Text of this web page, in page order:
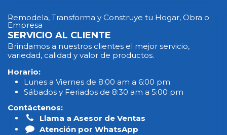
Remodela, Transforma y Construye tu Hogar, Obra o
Empresa
SERVICIO AL CLIENTE
Brindamos a nuestros clientes el mejor servicio,
variedad, calidad y valor de productos.
Horario:
Lunes a Viernes de 8:00 am a 6:00 pm
Sábados y Feriados de 8:30 am a 5:00 pm
Contáctenos:
Llama a Asesor de Ventas
Atención por WhatsApp